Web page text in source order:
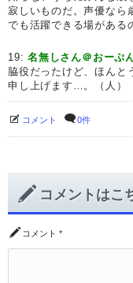
寂しいものだ。声優なら
でも活躍できる場がある
19:名無しさん＠おーぷ
脇役だったけど、ほんと
申し上げます…。（人）
コメント 0件
コメントはこ
コメント *